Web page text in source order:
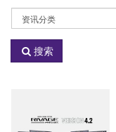
选
择
资
分
搜索